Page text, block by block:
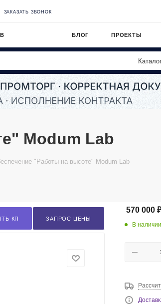
ЗАКАЗАТЬ ЗВОНОК
БЛОГ ПРОЕКТЫ
Modum Lab
"Работы на высоте" Modum Lab
КП ЗАПРОС ЦЕНЫ
570 000 ₽
В наличии